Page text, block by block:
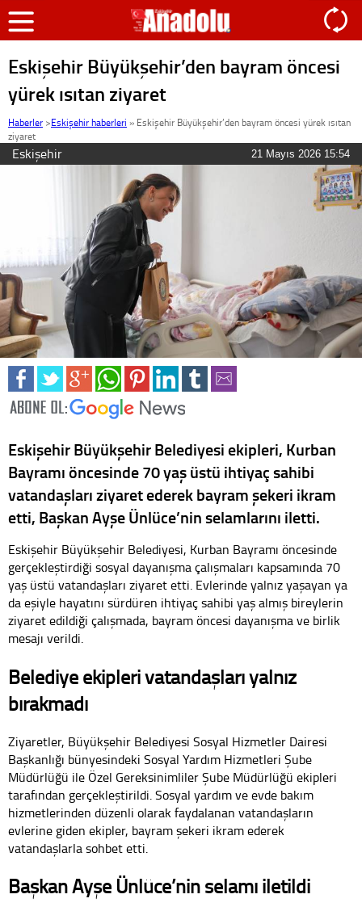
Eskişehir Büyükşehir’den bayram öncesi
yürek ısıtan ziyaret
Haberler >Eskişehir haberleri » Eskişehir Büyükşehir’den bayram öncesi yürek ısıtan
ziyaret
Eskişehir 21 Mayıs 2026 15:54
Eskişehir Büyükşehir Belediyesi ekipleri, Kurban
Bayramı öncesinde 70 yaş üstü ihtiyaç sahibi
vatandaşları ziyaret ederek bayram şekeri ikram
etti, Başkan Ayşe Ünlüce’nin selamlarını iletti.
Eskişehir Büyükşehir Belediyesi, Kurban Bayramı öncesinde
gerçekleştirdiği sosyal dayanışma çalışmaları kapsamında 70
yaş üstü vatandaşları ziyaret etti. Evlerinde yalnız yaşayan ya
da eşiyle hayatını sürdüren ihtiyaç sahibi yaş almış bireylerin
ziyaret edildiği çalışmada, bayram öncesi dayanışma ve birlik
mesajı verildi.
Belediye ekipleri vatandaşları yalnız
bırakmadı
Ziyaretler, Büyükşehir Belediyesi Sosyal Hizmetler Dairesi
Başkanlığı bünyesindeki Sosyal Yardım Hizmetleri Şube
Müdürlüğü ile Özel Gereksinimliler Şube Müdürlüğü ekipleri
tarafından gerçekleştirildi. Sosyal yardım ve evde bakım
hizmetlerinden düzenli olarak faydalanan vatandaşların
evlerine giden ekipler, bayram şekeri ikram ederek
vatandaşlarla sohbet etti.
Başkan Ayşe Ünlüce’nin selamı iletildi